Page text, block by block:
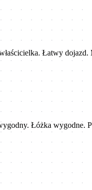
Łatwy
Łóżka